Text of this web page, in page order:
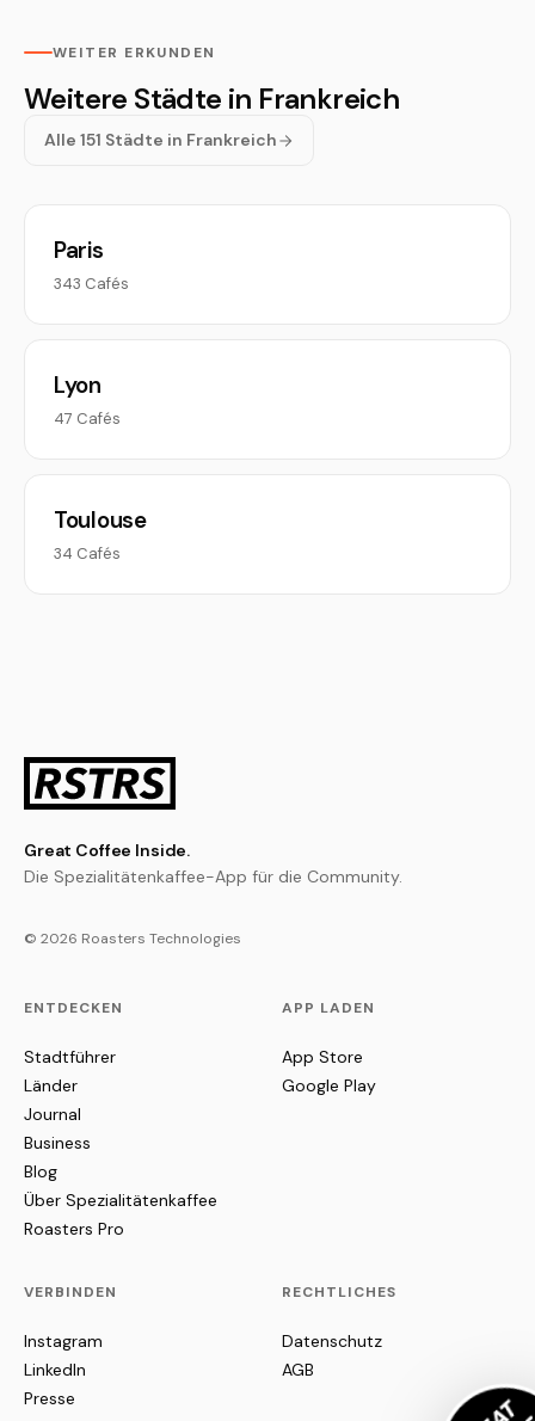
WEITER ERKUNDEN
Weitere Städte in Frankreich
Alle 151 Städte in Frankreich
Paris
343 Cafés
Lyon
47 Cafés
Toulouse
34 Cafés
Great Coffee Inside.
Die Spezialitätenkaffee-App für die Community.
© 2026 Roasters Technologies
ENTDECKEN
Stadtführer
Länder
Journal
Business
Blog
Über Spezialitätenkaffee
Roasters Pro
APP LADEN
App Store
Google Play
VERBINDEN
Instagram
LinkedIn
Presse
RECHTLICHES
Datenschutz
AGB